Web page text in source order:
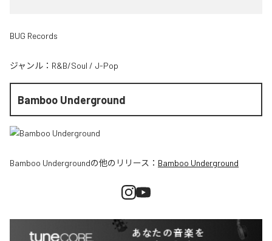
BUG Records
ジャンル： R&B/Soul / J-Pop
Bamboo Underground
Bamboo Undergroundの他のリリース： Bamboo Underground